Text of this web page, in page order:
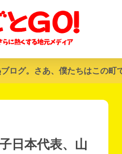
ログ。さあ、僕たちはこの町
日本代表、山